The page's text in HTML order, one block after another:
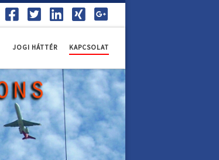
JOGI HÁTTÉR KAPCSOLAT